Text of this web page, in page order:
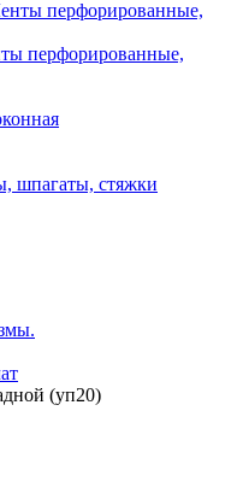
перфорированные,
шпагаты, стяжки
(уп20)